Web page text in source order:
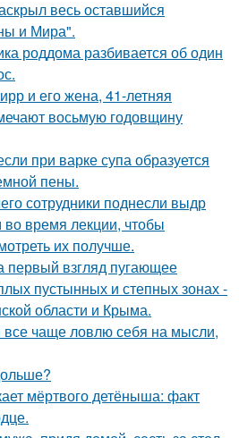
весь оставшийся
и Мира".
роддома разбивается об один
и его жена, 41-летняя
восьмую годовщину
при варке супа образуется
пены.
сотрудники поднесли выдр
во время лекции, чтобы
их получше.
первый взгляд пугающее
пустынных и степных зонах -
области и Крыма.
чаще ловлю себя на мысли,
мёртвого детёныша: факт